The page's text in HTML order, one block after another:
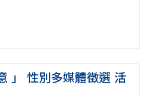
」 性別多媒體徵選 活